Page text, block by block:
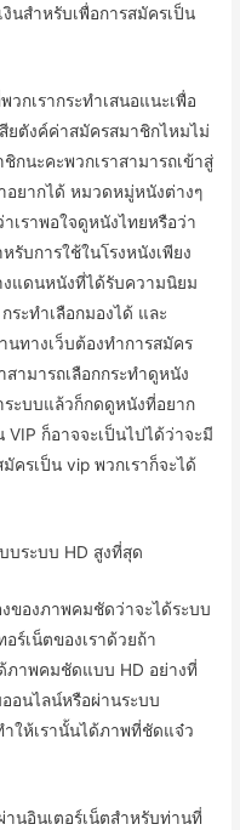
นสำหรับเพื่อการสมัครเป็น
กเรากระทำเสนอแนะเพื่อ
ยตังค์ค่าสมัครสมาชิกไหมไม่
กนะคะพวกเราสามารถเข้าสู่
อยากได้ หมวดหมู่หนังต่างๆ
เราพอใจดูหนังไทยหรือว่า
รับการใช้ในโรงหนังเพียง
งแดนหนังที่ได้รับความนิยม
ะทำเลือกมองได้ และ
ทางเว็บต้องทำการสมัคร
ามารถเลือกกระทำดูหนัง
ระบบแล้วก็กดดูหนังที่อยาก
ก็อาจจะเป็นไปได้ว่าจะมี
ครเป็น vip พวกเราก็จะได้
บระบบ HD สูงที่สุด
ของภาพคมชัดว่าจะได้ระบบ
ร์เน็ตของเราด้วยถ้า
ด้ภาพคมชัดแบบ HD อย่างที่
อนไลน์หรือผ่านระบบ
ให้เรานั้นได้ภาพที่ชัดแจ๋ว
นอินเตอร์เน็ตสำหรับท่านที่